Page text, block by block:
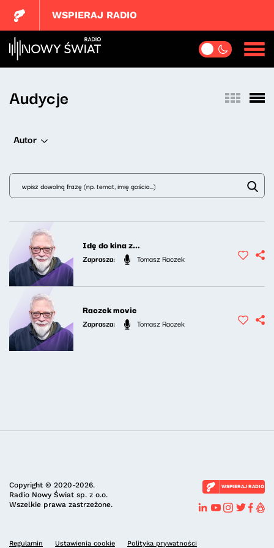
WSPIERAJ RADIO
Audycje
Autor
Idę do kina z…
Zaprasza: Tomasz Raczek
Raczek movie
Zaprasza: Tomasz Raczek
Copyright © 2020-2026.
Radio Nowy Świat sp. z o.o.
Wszelkie prawa zastrzeżone.
WSPIERAJ RADIO
Regulamin Ustawienia cookie Polityka prywatności